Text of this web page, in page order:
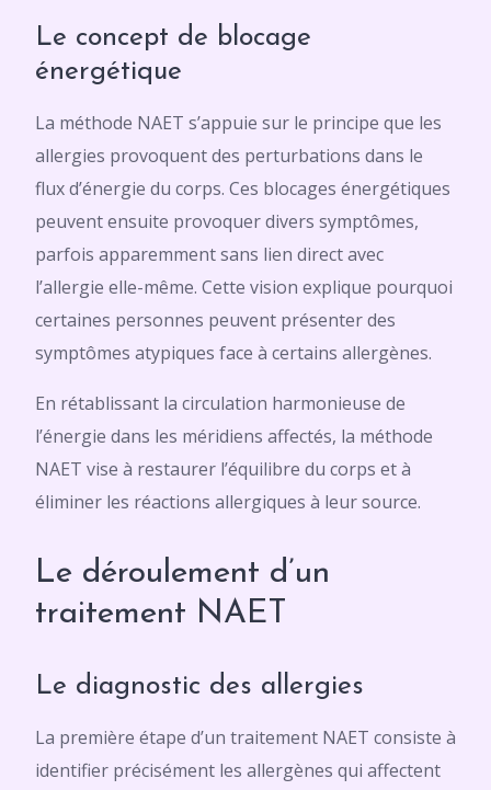
Le concept de blocage
énergétique
La méthode NAET s’appuie sur le principe que les
allergies provoquent des perturbations dans le
flux d’énergie du corps. Ces blocages énergétiques
peuvent ensuite provoquer divers symptômes,
parfois apparemment sans lien direct avec
l’allergie elle-même. Cette vision explique pourquoi
certaines personnes peuvent présenter des
symptômes atypiques face à certains allergènes.
En rétablissant la circulation harmonieuse de
l’énergie dans les méridiens affectés, la méthode
NAET vise à restaurer l’équilibre du corps et à
éliminer les réactions allergiques à leur source.
Le déroulement d’un
traitement NAET
Le diagnostic des allergies
La première étape d’un traitement NAET consiste à
identifier précisément les allergènes qui affectent